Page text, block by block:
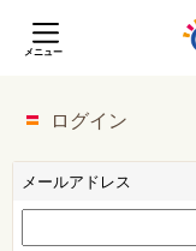
メニュー
ログイン
メールアドレス